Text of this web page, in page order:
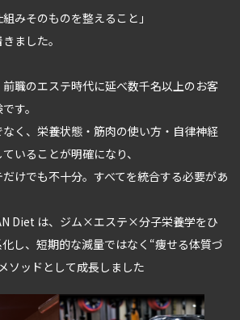
みそのものを整えること」
ました。
職のエステ時代に延べ数千名以上のお客
す。
く、栄養状態・筋肉の使い方・自律神経
いることが明確になり、
だけでも不十分。すべてを統合する必要があ
Diet は、ジム×エステ×分子栄養学をひ
し、短期的な減量ではなく“痩せる体質づ
ソッドとして成長しました